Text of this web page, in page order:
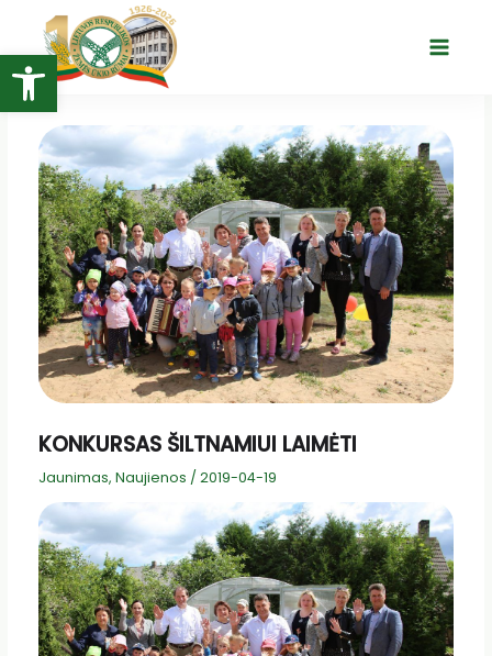
Open toolbar
turinio
Main
KONKURSAS ŠILTNAMIUI LAIMĖTI
Jaunimas, Naujienos / 2019-04-19